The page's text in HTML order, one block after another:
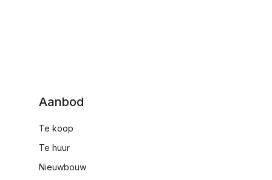
Aanbod
Te koop
Te huur
Nieuwbouw